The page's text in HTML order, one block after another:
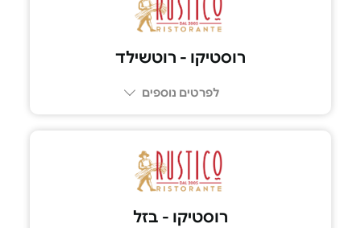
רוסטיקו - רוטשילד
לפרטים נוספים
רוסטיקו - בזל